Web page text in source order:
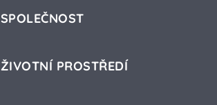
SPOLEČNOST
ŽIVOTNÍ PROSTŘEDÍ